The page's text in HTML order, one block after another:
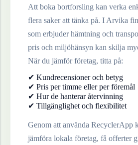
Att boka bortforsling kan verka
flera saker att tänka på. I Arvika
som erbjuder hämtning och
pris och miljöhänsyn kan skilja
När du jämför företag, titta på:
✔ Kundrecensioner och betyg
✔ Pris per timme eller per föremål
✔ Hur de hanterar återvinning
✔ Tillgänglighet och flexibilitet
Genom att använda RecyclerApp
jämföra lokala företag, få offerter